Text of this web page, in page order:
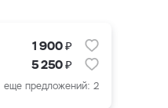
1 900₽
5 250₽
еще предложений: 2